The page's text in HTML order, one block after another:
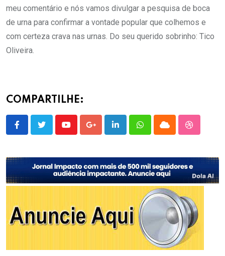
meu comentário e nós vamos divulgar a pesquisa de boca
de urna para confirmar a vontade popular que colhemos e
com certeza crava nas urnas. Do seu querido sobrinho: Tico
Oliveira.
COMPARTILHE:
YoutubeGoogle+LinkedInWhatsappCloud